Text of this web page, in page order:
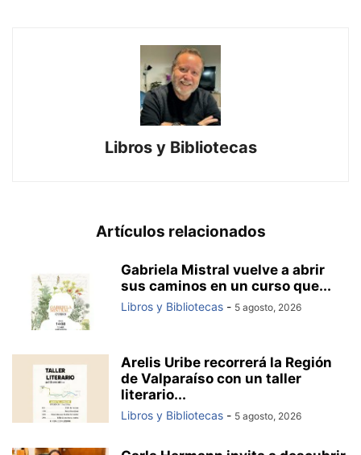
Libros y Bibliotecas
Artículos relacionados
Gabriela Mistral vuelve a abrir
sus caminos en un curso que...
Libros y Bibliotecas - 5 agosto, 2026
Arelis Uribe recorrerá la Región
de Valparaíso con un taller
literario...
Libros y Bibliotecas - 5 agosto, 2026